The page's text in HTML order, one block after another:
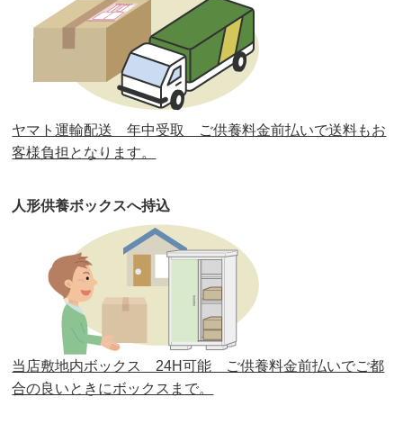
第32回人形供養祭 令和元年6月12日(水)
第31回人形供養祭 平成31年3月13日(水)
第30回人形供養祭平成30年11月28日(水)
第29回人形供養祭平成30年5月23日(水)
第27回人形供養祭平成29年6月14日(水)
第26回人形供養祭平成28年12月15日(木)
第25回人形供養祭 平成28年6月16日(木)
第24回人形供養祭 平成27年11月27日
第23回人形供養祭平成26年12月5日
第22回人形供養祭平成26年4月28日
ヤマト運輸配送 年中受取 ご供養料金前払いで送料もお
客様負担となります。
人形供養ボックスへ持込
当店敷地内ボックス 24H可能 ご供養料金前払いでご都
合の良いときにボックスまで。